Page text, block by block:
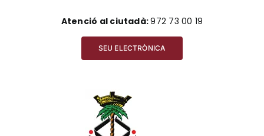
Atenció al ciutadà:972 73 00 19
SEU ELECTRÒNICA